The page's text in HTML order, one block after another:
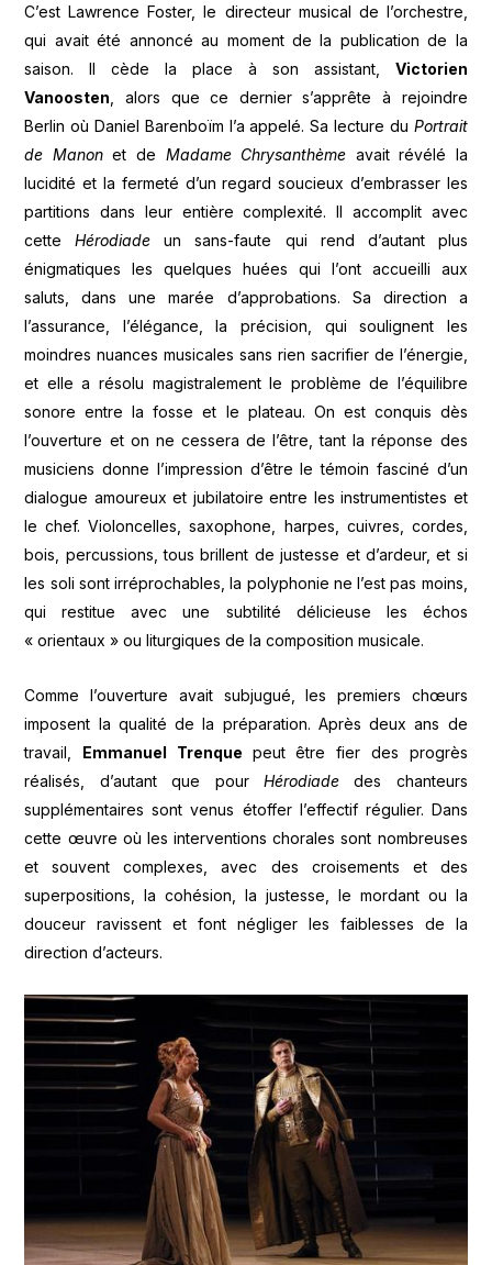
C’est Lawrence Foster, le directeur musical de l’orchestre,
qui avait été annoncé au moment de la publication de la
saison. Il cède la place à son assistant, Victorien
Vanoosten , alors que ce dernier s’apprête à rejoindre
Berlin où Daniel Barenboïm l’a appelé. Sa lecture du Portrait
de Manonet de Madame Chrysanthème avait révélé la
lucidité et la fermeté d’un regard soucieux d’embrasser les
partitions dans leur entière complexité. Il accomplit avec
cetteHérodiade un sans-faute qui rend d’autant plus
énigmatiques les quelques huées qui l’ont accueilli aux
saluts, dans une marée d’approbations. Sa direction a
l’assurance, l’élégance, la précision, qui soulignent les
moindres nuances musicales sans rien sacrifier de l’énergie,
et elle a résolu magistralement le problème de l’équilibre
sonore entre la fosse et le plateau. On est conquis dès
l’ouverture et on ne cessera de l’être, tant la réponse des
musiciens donne l’impression d’être le témoin fasciné d’un
dialogue amoureux et jubilatoire entre les instrumentistes et
le chef. Violoncelles, saxophone, harpes, cuivres, cordes,
bois, percussions, tous brillent de justesse et d’ardeur, et si
les soli sont irréprochables, la polyphonie ne l’est pas moins,
qui restitue avec une subtilité délicieuse les échos
« orientaux » ou liturgiques de la composition musicale.
Comme l’ouverture avait subjugué, les premiers chœurs
imposent la qualité de la préparation. Après deux ans de
travail,
Emmanuel Trenque peut être fier des progrès
réalisés, d’autant que pour Hérodiadedes chanteurs
supplémentaires sont venus étoffer l’effectif régulier. Dans
cette œuvre où les interventions chorales sont nombreuses
et souvent complexes, avec des croisements et des
superpositions, la cohésion, la justesse, le mordant ou la
douceur ravissent et font négliger les faiblesses de la
direction d’acteurs.